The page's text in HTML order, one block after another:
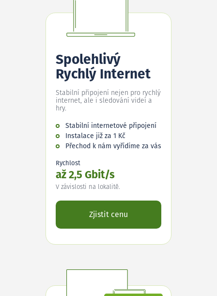
Spolehlivý
Rychlý Internet
Stabilní připojení nejen pro rychlý
internet, ale i sledování videí a
hry.
Stabilní internetové připojení
Instalace již za 1 Kč
Přechod k nám vyřídíme za vás
Rychlost
až 2,5 Gbit/s
V závislosti na lokalitě.
Zjistit cenu